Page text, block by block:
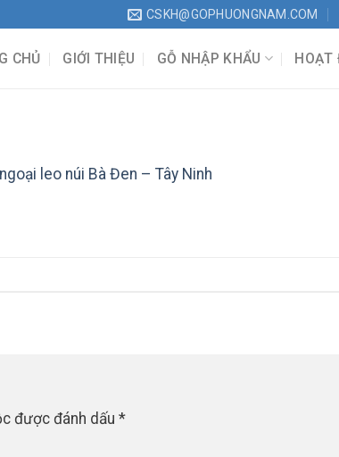
CSKH@GOPHUONGNAM.COM
CHỦ GIỚI THIỆU GỖ NHẬP KHẨU HOẠT
leo núi Bà Đen – Tây Ninh
được đánh dấu *